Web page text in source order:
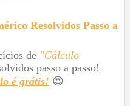
Resolvidos Passo a
de "Cálculo
passo a passo!
é grátis! 😍